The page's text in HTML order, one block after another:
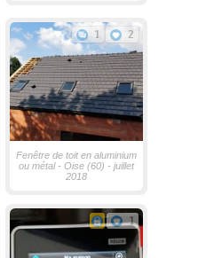
1 2
Fenêtre de toit en aluminium
ou métal - Oise (60) - juillet
2018
1